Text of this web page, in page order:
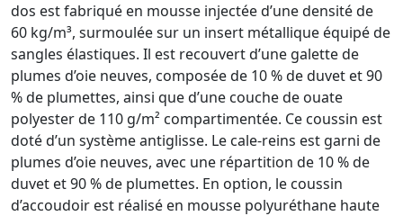
dos est fabriqué en mousse injectée d’une densité de
60 kg/m³, surmoulée sur un insert métallique équipé de
sangles élastiques. Il est recouvert d’une galette de
plumes d’oie neuves, composée de 10 % de duvet et 90
% de plumettes, ainsi que d’une couche de ouate
polyester de 110 g/m² compartimentée. Ce coussin est
doté d’un système antiglisse. Le cale-reins est garni de
plumes d’oie neuves, avec une répartition de 10 % de
duvet et 90 % de plumettes. En option, le coussin
d’accoudoir est réalisé en mousse polyuréthane haute